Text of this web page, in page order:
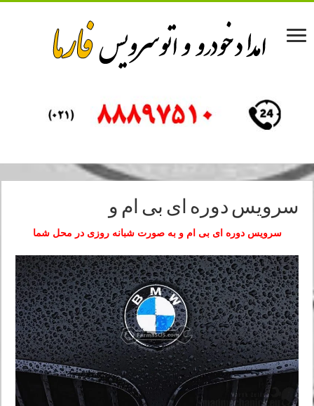
سرویس دوره ای بی ام و
سرویس دوره ای بی ام و به صورت شبانه روزی در محل شما